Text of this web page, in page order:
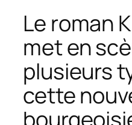
Le roman
met en
plusieurs
cette